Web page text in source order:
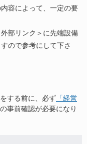
容によって、一定の要
外部リンク＞ に先端設備
ので参考にして下さ
する前に、必ず 「経営
事前確認が必要になり